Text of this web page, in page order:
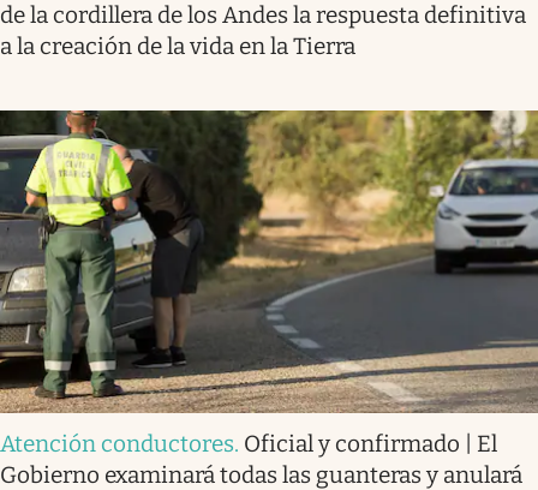
de la cordillera de los Andes la respuesta definitiva
a la creación de la vida en la Tierra
Atención conductores. Oficial y confirmado | El
Gobierno examinará todas las guanteras y anulará